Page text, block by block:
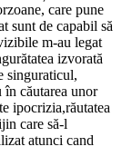
care pune
sunt de capabil să
m-au legat
izvorată
singuraticul,
în căutarea unor
ipocrizia,răutatea
care să-l
atunci cand